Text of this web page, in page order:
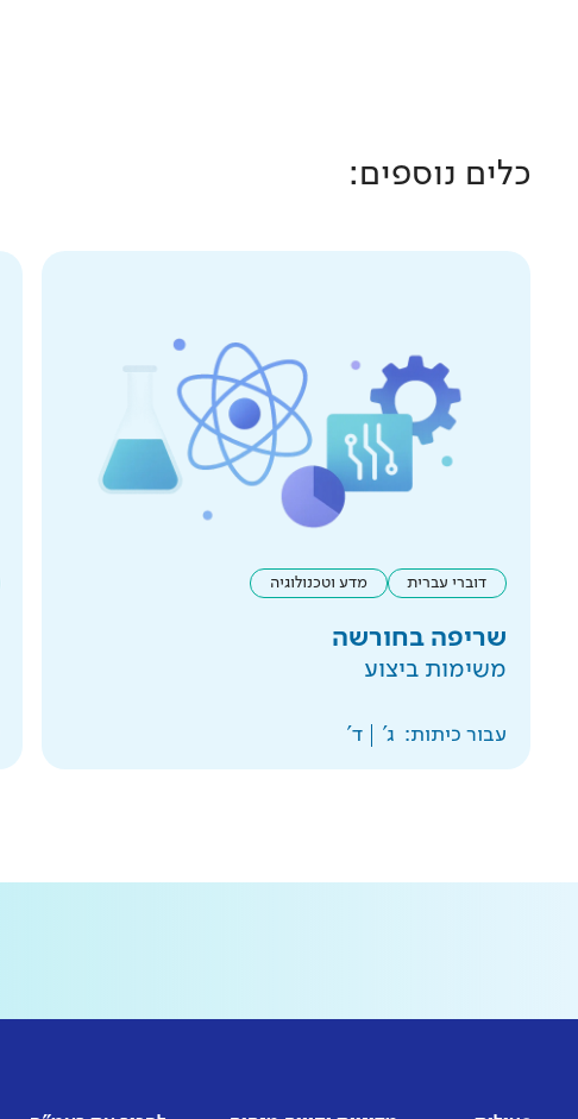
כלים נוספים:
דוברי עברית מדע וטכנולוגיה
שריפה בחורשה
משימות ביצוע
עבור כיתות: ג' ד'